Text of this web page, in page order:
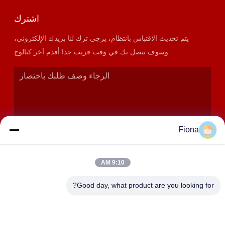
اشترك
يتم تحديث الاقتباس بانتظام، يرجى ترك لنا بريدك الإلكتروني،
وسوف نتصل بك في وقت قريب جدا أقدم آخر كتالوج
Fiona
9:10 AM
Good day, what product are you looking for?